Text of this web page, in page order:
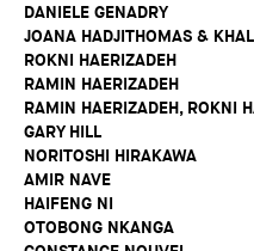
DANIELE GENADRY
JOANA HADJITHOMAS &
ROKNI HAERIZADEH
RAMIN HAERIZADEH
RAMIN HAERIZADEH, ROKNI
GARY HILL
NORITOSHI HIRAKAWA
AMIR NAVE
HAIFENG NI
OTOBONG NKANGA